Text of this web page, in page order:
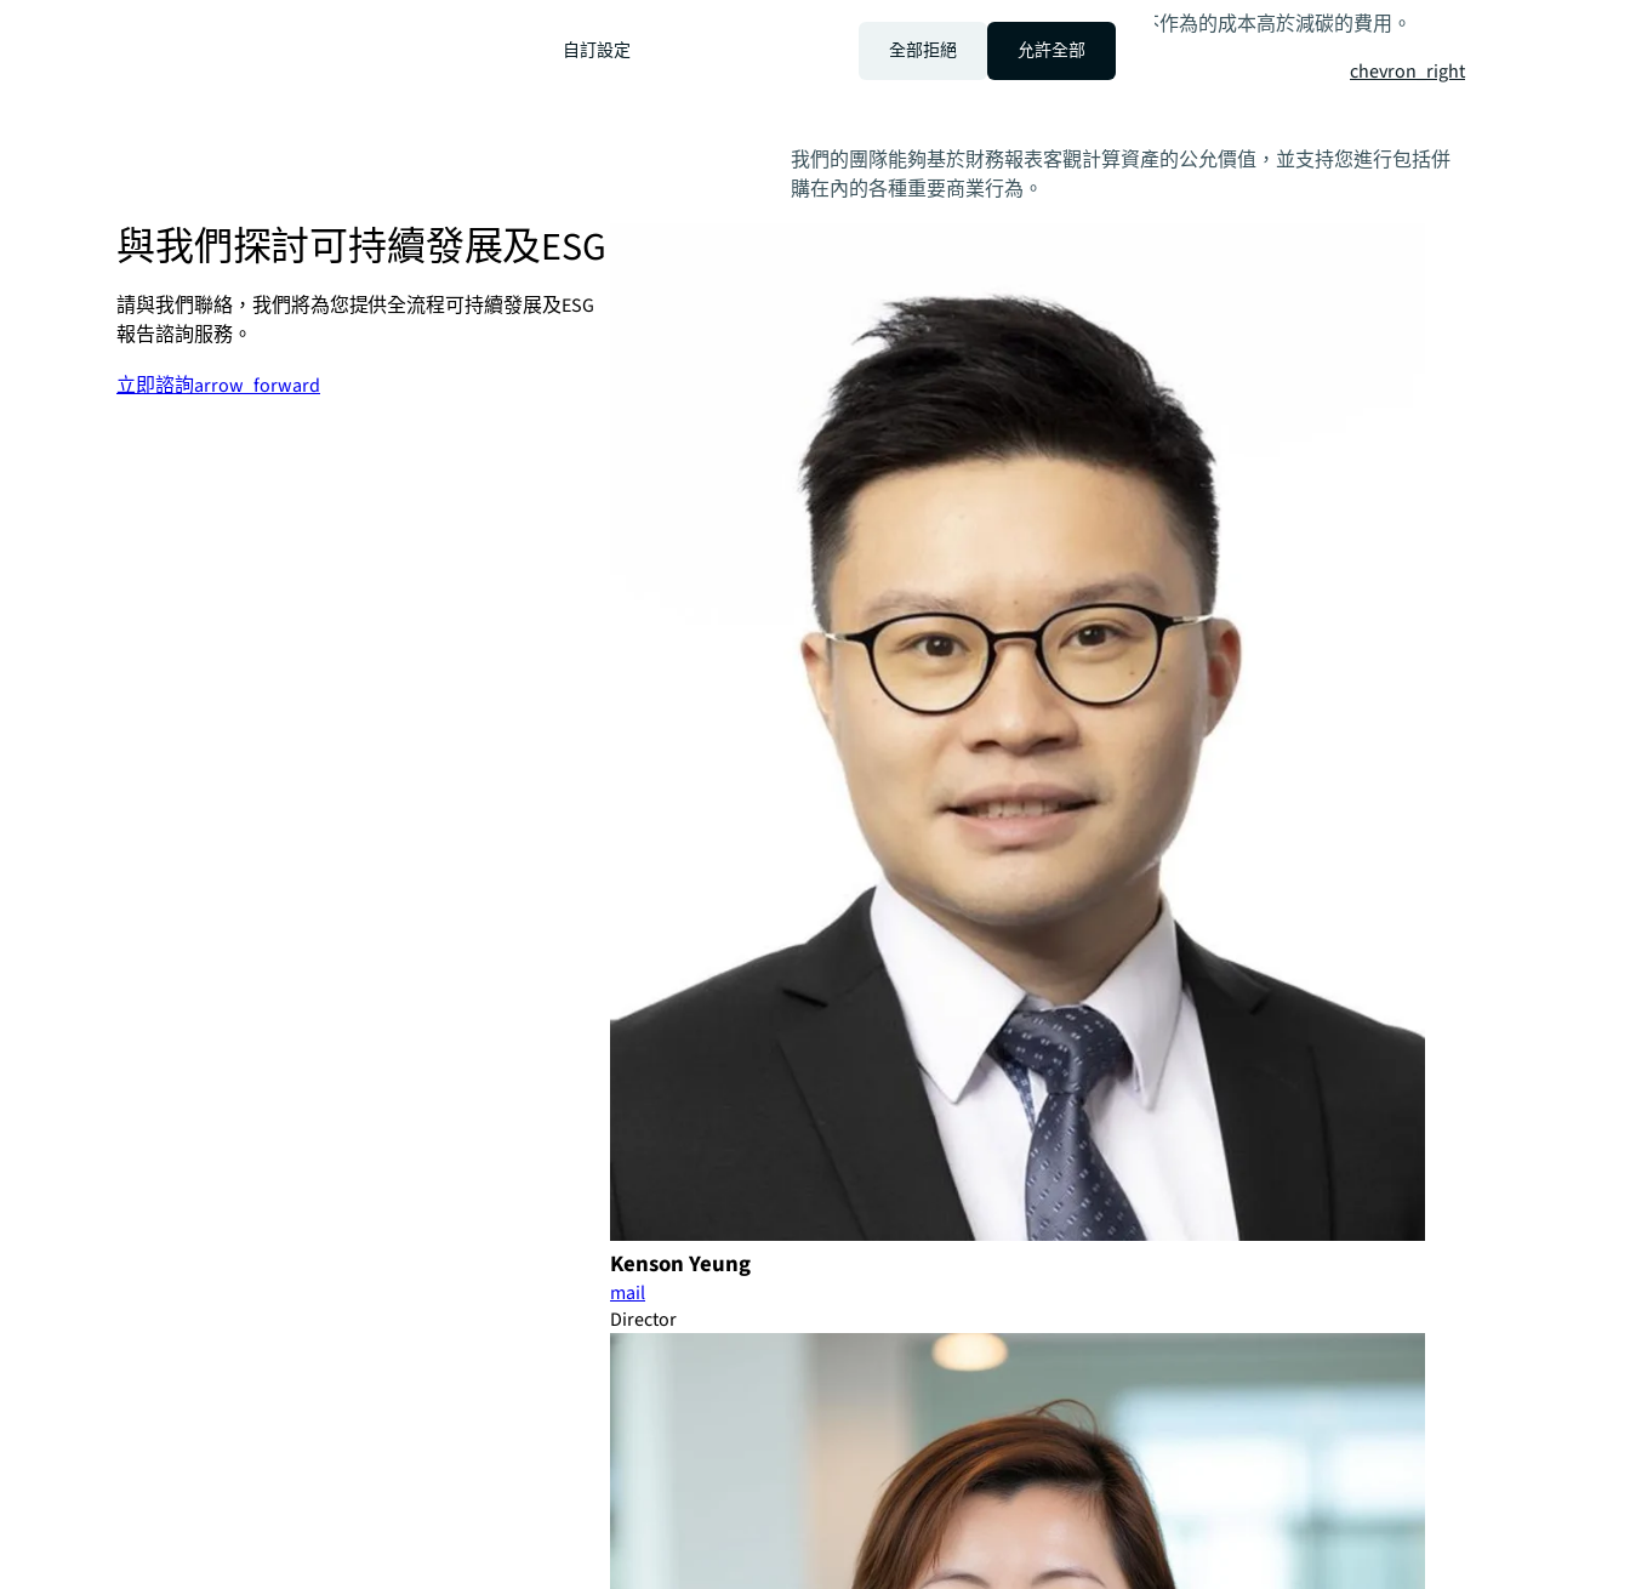
所有公司都需要降低其房地產的排放量。不作為的成本高於減碳的費用。
chevron_right
我們的團隊能夠基於財務報表客觀計算資產的公允價值，並支持您進行包括併
購在內的各種重要商業行為。
與我們探討可持續發展及ESG
請與我們聯絡，我們將為您提供全流程可持續發展及ESG
報告諮詢服務。
立即諮詢arrow_forward
Kenson Yeung
mail
Director
自訂設定 全部拒絕 允許全部